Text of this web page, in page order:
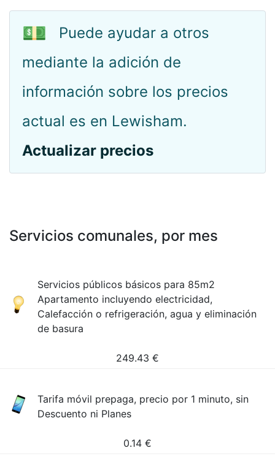
💵
Puede ayudar a otros
mediante la adición de
información sobre los precios
actual es en Lewisham.
Actualizar precios
Servicios comunales, por mes
Servicios públicos básicos para 85m2
Apartamento incluyendo electricidad,
Calefacción o refrigeración, agua y eliminación
de basura
249.43 €
Tarifa móvil prepaga, precio por 1 minuto, sin
Descuento ni Planes
0.14 €